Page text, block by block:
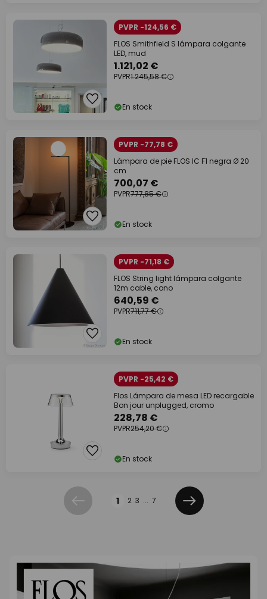
PVPR -124,56 €
FLOS Smithfield S lámpara colgante
LED, mud
1.121,02 €
PVPR1.245,58 €
En stock
PVPR -77,78 €
Lámpara de pie FLOS IC F1 negra Ø 20
cm
700,07 €
PVPR777,85 €
En stock
PVPR -71,18 €
FLOS String light lámpara colgante
12m cable, cono
640,59 €
PVPR711,77 €
En stock
PVPR -25,42 €
Flos Lámpara de mesa LED recargable
Bon jour unplugged, cromo
228,78 €
PVPR254,20 €
En stock
Anterior 1 2 3 ... 7
Siguiente